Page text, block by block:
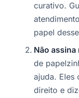
curativo.
papel
Não assina
de
ajuda. Eles
direito e